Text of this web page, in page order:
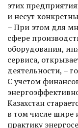
этих
и несут
– При этом для
сфере
оборудования,
сервиса,
деятельности, –
С учетом
Казахстан
в том числе шире
практику